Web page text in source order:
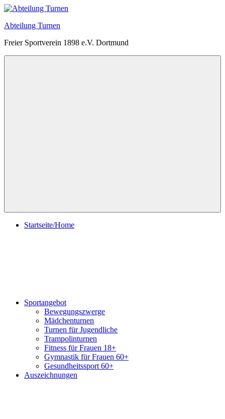
Zum
springen
Abteilung Turnen
Freier Sportverein 1898 e.V. Dortmund
Startseite/Home
Sportangebot
Bewegungszwerge
Mädchenturnen
Turnen für Jugendliche
Trampolinturnen
Fitness für Frauen 18+
Gymnastik für Frauen 60+
Gesundheitssport 60+
Auszeichnungen